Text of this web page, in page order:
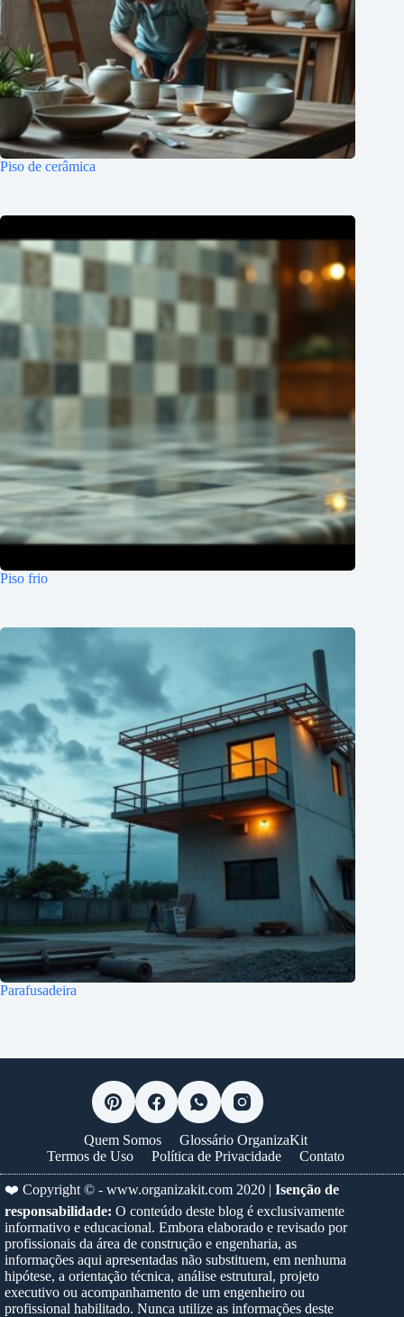
Piso de cerâmica
Piso frio
Parafusadeira
Quem Somos
Glossário OrganizaKit
Termos de Uso
Política de Privacidade Contato
❤️ Copyright © - www.organizakit.com 2020 | Isenção de
responsabilidade: O conteúdo deste blog é exclusivamente
informativo e educacional. Embora elaborado e revisado por
profissionais da área de construção e engenharia, as
informações aqui apresentadas não substituem, em nenhuma
hipótese, a orientação técnica, análise estrutural, projeto
executivo ou acompanhamento de um engenheiro ou
profissional habilitado. Nunca utilize as informações deste